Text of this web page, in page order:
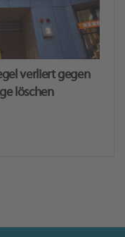
verliert gegen
löschen